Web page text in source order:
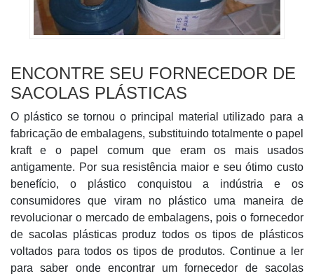
ENCONTRE SEU FORNECEDOR DE
SACOLAS PLÁSTICAS
O plástico se tornou o principal material utilizado para a
fabricação de embalagens, substituindo totalmente o papel
kraft e o papel comum que eram os mais usados
antigamente. Por sua resistência maior e seu ótimo custo
benefício, o plástico conquistou a indústria e os
consumidores que viram no plástico uma maneira de
revolucionar o mercado de embalagens, pois o fornecedor
de sacolas plásticas produz todos os tipos de plásticos
voltados para todos os tipos de produtos. Continue a ler
para saber onde encontrar um fornecedor de sacolas